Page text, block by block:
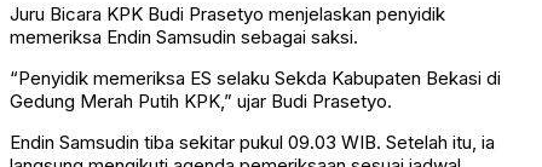
Juru Bicara KPK Budi Prasetyo menjelaskan penyidik
memeriksa Endin Samsudin sebagai saksi.
“Penyidik memeriksa ES selaku Sekda Kabupaten Bekasi di
Gedung Merah Putih KPK,” ujar Budi Prasetyo.
Endin Samsudin tiba sekitar pukul 09.03 WIB. Setelah itu, ia